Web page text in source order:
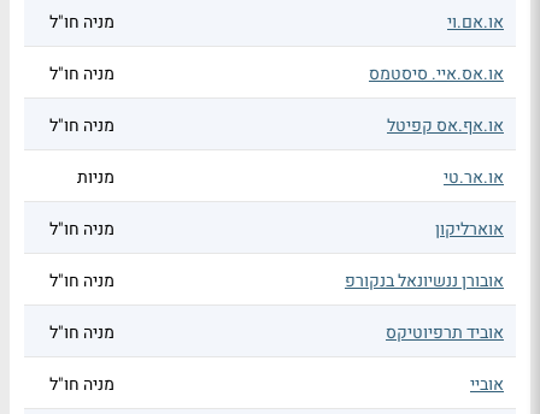
או.אם.וי מניה חו"ל
או.אס.איי. סיסטמס מניה חו"ל
או.אף.אס קפיטל מניה חו"ל
או.אר.טי מניות
אוארליקון מניה חו"ל
אובורן ננשיונאל בנקורפ מניה חו"ל
אוביד תרפיוטיקס מניה חו"ל
אוביי מניה חו"ל